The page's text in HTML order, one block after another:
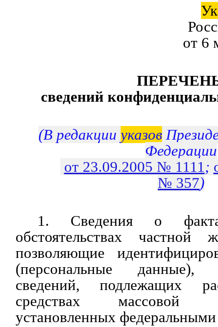
от 6
сведений
(В редакции указов
Федерации
от 23.09.2005 № 1111;
№ 357)
1. Сведения о
обстоятельствах частной
позволяющие
(персональные данные),
сведений, подлежащих
средствах
установленных федеральными